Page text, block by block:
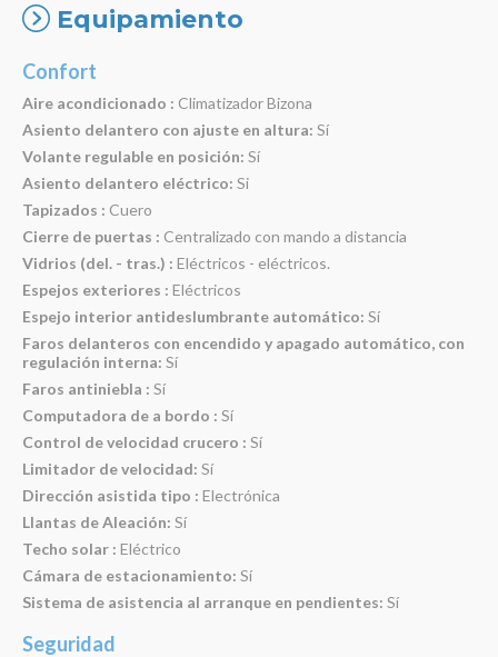
Equipamiento
Confort
Aire acondicionado : Climatizador Bizona
Asiento delantero con ajuste en altura: Sí
Volante regulable en posición: Sí
Asiento delantero eléctrico: Si
Tapizados : Cuero
Cierre de puertas : Centralizado con mando a distancia
Vidrios (del. - tras.) : Eléctricos - eléctricos.
Espejos exteriores : Eléctricos
Espejo interior antideslumbrante automático: Sí
Faros delanteros con encendido y apagado automático, con
regulación interna: Sí
Faros antiniebla : Sí
Computadora de a bordo : Sí
Control de velocidad crucero : Sí
Limitador de velocidad: Sí
Dirección asistida tipo : Electrónica
Llantas de Aleación: Sí
Techo solar : Eléctrico
Cámara de estacionamiento: Sí
Sistema de asistencia al arranque en pendientes: Sí
Seguridad